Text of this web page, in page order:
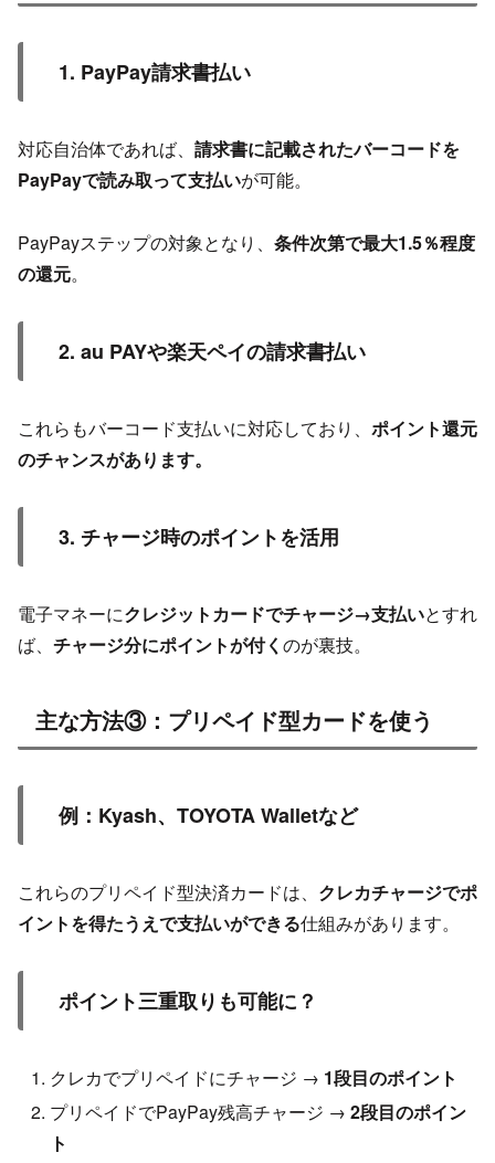
1. PayPay請求書払い
対応自治体であれば、 請求書に記載されたバーコードを
PayPayで読み取って支払いが可能。
PayPayステップの対象となり、 条件次第で最大1.5％程度
の還元。
2. au PAYや楽天ペイの請求書払い
これらもバーコード支払いに対応しており、 ポイント還元
のチャンスがあります。
3. チャージ時のポイントを活用
電子マネーにクレジットカードでチャージ→支払いとすれ
ば、 チャージ分にポイントが付く のが裏技。
主な方法③：プリペイド型カードを使う
例：Kyash、TOYOTA Walletなど
これらのプリペイド型決済カードは、 クレカチャージでポ
イントを得たうえで支払いができる仕組みがあります。
ポイント三重取りも可能に？
クレカでプリペイドにチャージ → 1段目のポイント
プリペイドでPayPay残高チャージ →2段目のポイン
ト